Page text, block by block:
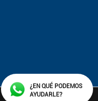
¿EN QUÉ PODEMOS
AYUDARLE?